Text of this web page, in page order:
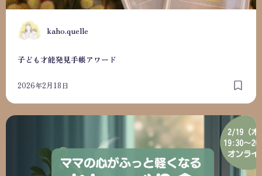
K kaho.quelle
子ども才能発見手帳アワード
2026年2月18日
ママの心がふっと軽くなるおしゃべり会